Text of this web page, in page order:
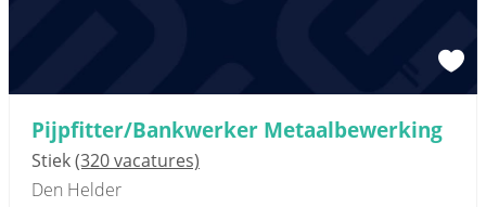
Pijpfitter/Bankwerker Metaalbewerking
Stiek(320 vacatures)
Den Helder